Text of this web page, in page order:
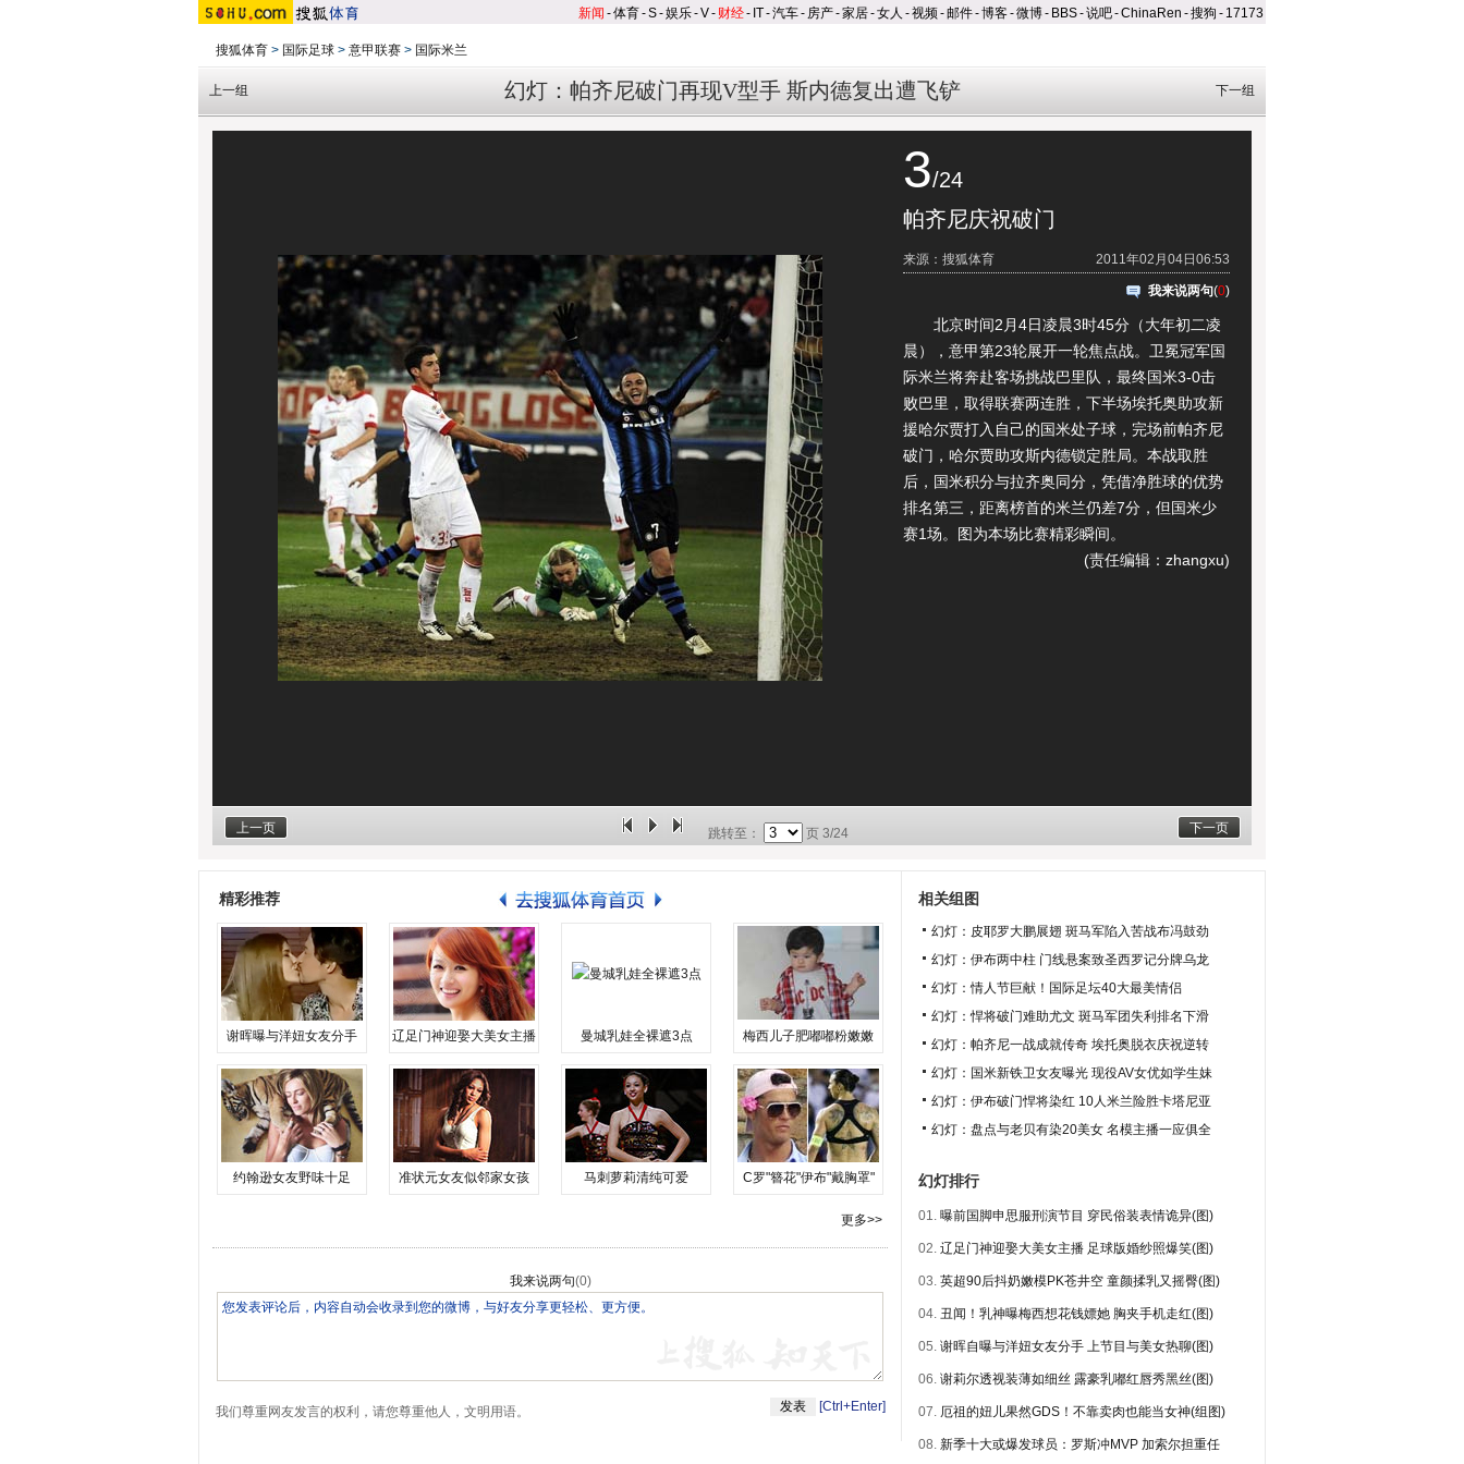
新闻 -体育-S-娱乐-V- 财经- IT-汽车- 房产-家居-女人 -视频-邮件-博客-微博- BBS-说吧-ChinaRen -搜狗 - 17173
搜狐体育 > 国际足球 > 意甲联赛 > 国际米兰
幻灯：帕齐尼破门再现V型手 斯内德复出遭飞铲
上一组 下一组
3/24
帕齐尼庆祝破门
2011年02月04日06:53
来源：搜狐体育
我来说两句(0)
北京时间2月4日凌晨3时45分（大年初二凌
晨），意甲第23轮展开一轮焦点战。卫冕冠军国
际米兰将奔赴客场挑战巴里队，最终国米3-0击
败巴里，取得联赛两连胜，下半场埃托奥助攻新
援哈尔贾打入自己的国米处子球，完场前帕齐尼
破门，哈尔贾助攻斯内德锁定胜局。本战取胜
后，国米积分与拉齐奥同分，凭借净胜球的优势
排名第三，距离榜首的米兰仍差7分，但国米少
赛1场。图为本场比赛精彩瞬间。
(责任编辑：zhangxu)
上一页 下一页
跳转至： 页 3/24
精彩推荐
谢晖曝与洋妞女友分手 辽足门神迎娶大美女主播 曼城乳娃全裸遮3点 梅西儿子肥嘟嘟粉嫩嫩
约翰逊女友野味十足 准状元女友似邻家女孩 马刺萝莉清纯可爱 C罗"簪花"伊布"戴胸罩"
更多>>
我来说两句(0)
我们尊重网友发言的权利，请您尊重他人，文明用语。 [Ctrl+Enter]
相关组图
幻灯：皮耶罗大鹏展翅 斑马军陷入苦战布冯鼓劲
幻灯：伊布两中柱 门线悬案致圣西罗记分牌乌龙
幻灯：情人节巨献！国际足坛40大最美情侣
幻灯：悍将破门难助尤文 斑马军团失利排名下滑
幻灯：帕齐尼一战成就传奇 埃托奥脱衣庆祝逆转
幻灯：国米新铁卫女友曝光 现役AV女优如学生妹
幻灯：伊布破门悍将染红 10人米兰险胜卡塔尼亚
幻灯：盘点与老贝有染20美女 名模主播一应俱全
幻灯排行
01. 曝前国脚申思服刑演节目 穿民俗装表情诡异(图)
02. 辽足门神迎娶大美女主播 足球版婚纱照爆笑(图)
03. 英超90后抖奶嫩模PK苍井空 童颜揉乳又摇臀(图)
04. 丑闻！乳神曝梅西想花钱嫖她 胸夹手机走红(图)
05. 谢晖自曝与洋妞女友分手 上节目与美女热聊(图)
06. 谢莉尔透视装薄如细丝 露豪乳嘟红唇秀黑丝(图)
07. 厄祖的妞儿果然GDS！不靠卖肉也能当女神(组图)
08. 新季十大或爆发球员：罗斯冲MVP 加索尔担重任